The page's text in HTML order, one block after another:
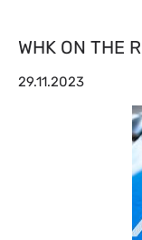
WHK ON THE
29.11.2023